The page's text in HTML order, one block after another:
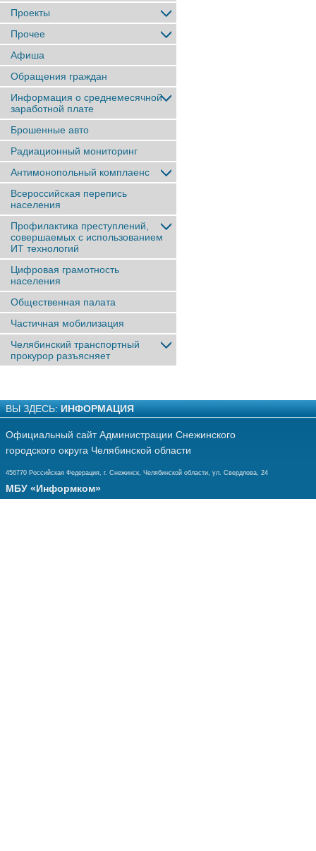
Проекты
Прочее
Афиша
Обращения граждан
Информация о среднемесячной
заработной плате
Брошенные авто
Радиационный мониторинг
Антимонопольный комплаенс
Всероссийская перепись
населения
Профилактика преступлений,
совершаемых с использованием
ИТ технологий
Цифровая грамотность
населения
Общественная палата
Частичная мобилизация
Челябинский транспортный
прокурор разъясняет
ВЫ ЗДЕСЬ: ИНФОРМАЦИЯ
Официальный сайт Администрации Снежинского
городского округа Челябинской области
456770 Российская Федерация, г. Снежинск, Челябинской области, ул. Свердлова, 24
МБУ «Информком»